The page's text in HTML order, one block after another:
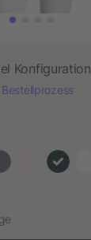
Konfiguration